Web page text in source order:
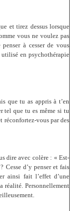
et tirez dessus lorsque
vous ne voulez pas
à cesser de vous
en psychothérapie
que tu as appris à t’en
tel que tu es même si tu
réconfortez-vous par des
dire avec colère : « Est-
Cesse d’y penser et fais
ainsi fait l’effet d’une
réalité. Personnellement